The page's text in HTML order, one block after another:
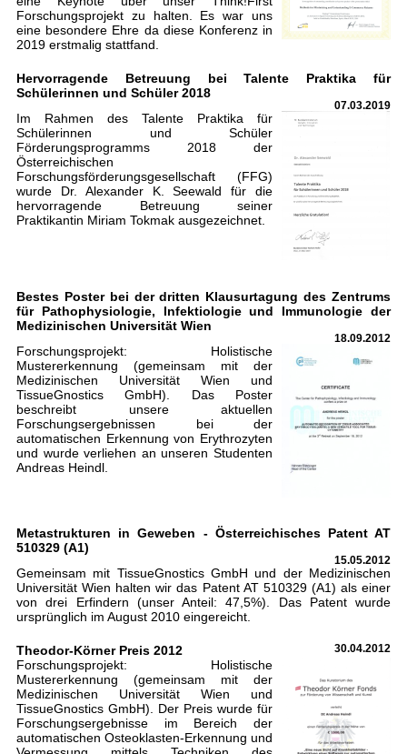
Forschungsprojekt zu halten. Es war uns
eine besondere Ehre da diese Konferenz in
2019 erstmalig stattfand.
Hervorragende Betreuung bei Talente Praktika für
Schülerinnen und Schüler 2018
07.03.2019
Im Rahmen des Talente Praktika für
Schülerinnen und Schüler
Förderungsprogramms 2018 der
Österreichischen
Forschungsförderungsgesellschaft (FFG)
wurde Dr. Alexander K. Seewald für die
hervorragende Betreuung seiner
Praktikantin Miriam Tokmak ausgezeichnet.
Bestes Poster bei der dritten Klausurtagung des Zentrums
für Pathophysiologie, Infektiologie und Immunologie der
Medizinischen Universität Wien
18.09.2012
Forschungsprojekt: Holistische
Mustererkennung (gemeinsam mit der
Medizinischen Universität Wien und
TissueGnostics GmbH). Das Poster
beschreibt unsere aktuellen
Forschungsergebnissen bei der
automatischen Erkennung von Erythrozyten
und wurde verliehen an unseren Studenten
Andreas Heindl.
Metastrukturen in Geweben - Österreichisches Patent AT
510329 (A1)
15.05.2012
Gemeinsam mit TissueGnostics GmbH und der Medizinischen
Universität Wien halten wir das Patent AT 510329 (A1) als einer
von drei Erfindern (unser Anteil: 47,5%). Das Patent wurde
ursprünglich im August 2010 eingereicht.
Theodor-Körner Preis 2012 30.04.2012
Forschungsprojekt: Holistische
Mustererkennung (gemeinsam mit der
Medizinischen Universität Wien und
TissueGnostics GmbH). Der Preis wurde für
Forschungsergebnisse im Bereich der
automatischen Osteoklasten-Erkennung und